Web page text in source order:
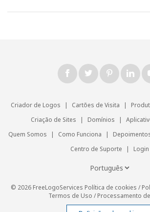
Criador de Logos | Cartões de Visita |
Criação de Sites
| Domínios |
Quem Somos
| Como Funciona |
Centro de Suporte
| Login
© 2026 FreeLogoServices Política de cookies /
Termos de Uso /Processamento